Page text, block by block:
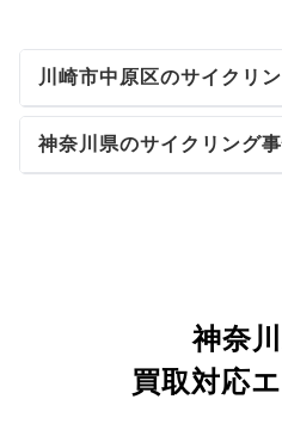
川崎市中原区のサイクリ
神奈川県のサイクリング
神奈
買取対応